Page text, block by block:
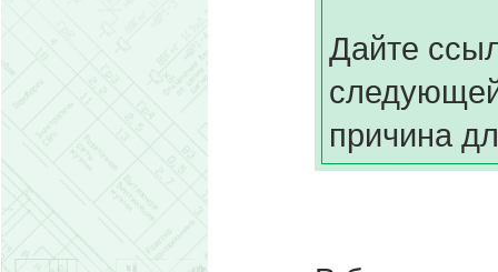
Дайте
причина